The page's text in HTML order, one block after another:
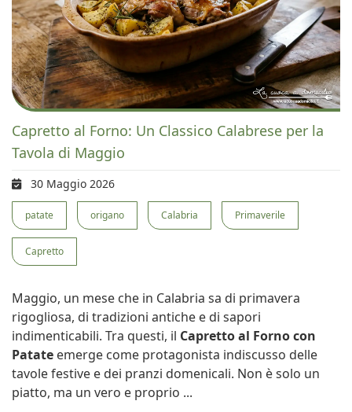
Capretto al Forno: Un Classico Calabrese per la
Tavola di Maggio
30 Maggio 2026
patate origano Calabria Primaverile
Capretto
Maggio, un mese che in Calabria sa di primavera
rigogliosa, di tradizioni antiche e di sapori
indimenticabili. Tra questi, il Capretto al Forno con
Patate emerge come protagonista indiscusso delle
tavole festive e dei pranzi domenicali. Non è solo un
piatto, ma un vero e proprio ...